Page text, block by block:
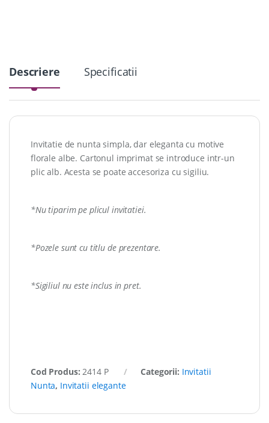
Descriere Specificatii
Invitatie de nunta simpla, dar eleganta cu motive
florale albe. Cartonul imprimat se introduce intr-un
plic alb. Acesta se poate accesoriza cu sigiliu.
*Nu tiparim pe plicul invitatiei.
*Pozele sunt cu titlu de prezentare.
*Sigiliul nu este inclus in pret.
Cod Produs:2414 P Categorii: Invitatii
Nunta, Invitatii elegante